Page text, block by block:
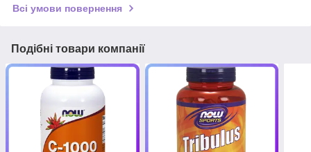
Всі умови повернення
Подібні товари компанії